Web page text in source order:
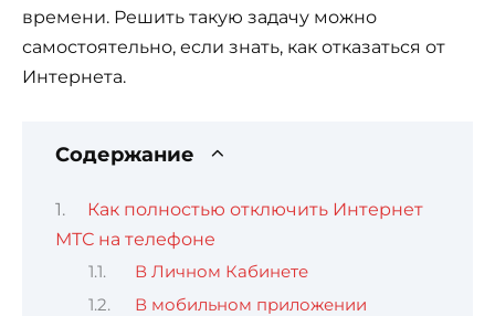
времени. Решить такую задачу можно
самостоятельно, если знать, как отказаться от
Интернета.
Содержание
Как полностью отключить Интернет
МТС на телефоне
В Личном Кабинете
В мобильном приложении